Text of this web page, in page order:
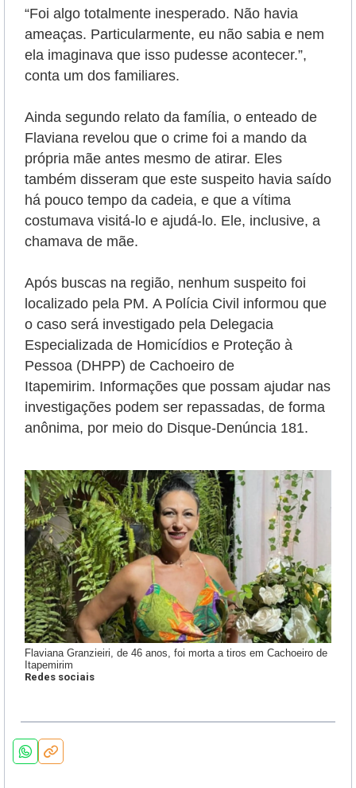
“Foi algo totalmente inesperado. Não havia
ameaças. Particularmente, eu não sabia e nem
ela imaginava que isso pudesse acontecer.”,
conta um dos familiares.
Ainda segundo relato da família, o enteado de
Flaviana revelou que o crime foi a mando da
própria mãe antes mesmo de atirar. Eles
também disseram que este suspeito havia saído
há pouco tempo da cadeia, e que a vítima
costumava visitá-lo e ajudá-lo. Ele, inclusive, a
chamava de mãe.
Após buscas na região, nenhum suspeito foi
localizado pela PM. A Polícia Civil informou que
o caso será investigado pela Delegacia
Especializada de Homicídios e Proteção à
Pessoa (DHPP) de Cachoeiro de
Itapemirim. Informações que possam ajudar nas
investigações podem ser repassadas, de forma
anônima, por meio do Disque-Denúncia 181.
Flaviana Granzieiri, de 46 anos, foi morta a tiros em Cachoeiro de
Itapemirim
Redes sociais